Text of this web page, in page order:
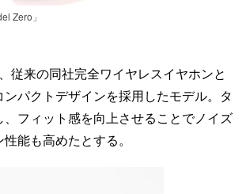
Zero」
従来の同社完全ワイヤレスイヤホンと
パクトデザインを採用したモデル。タ
、フィット感を向上させることでノイズ
能も高めたとする。